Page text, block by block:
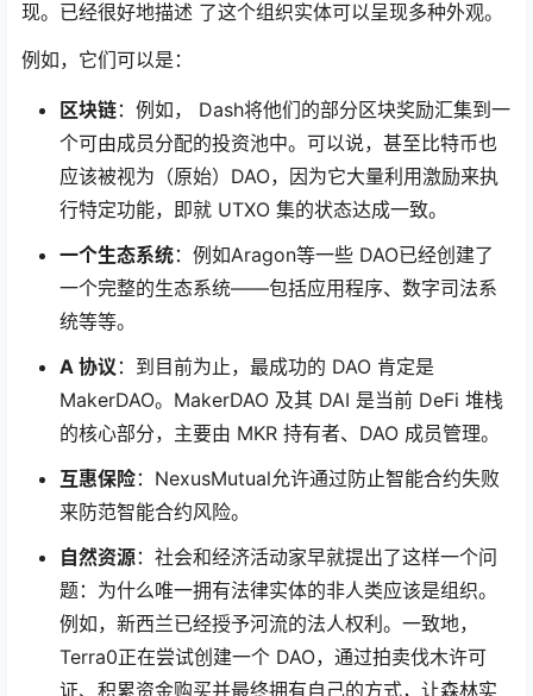
现。已经很好地描述 了这个组织实体可以呈现多种外观。
例如，它们可以是：
区块链：例如， Dash将他们的部分区块奖励汇集到一
个可由成员分配的投资池中。可以说，甚至比特币也
应该被视为（原始）DAO，因为它大量利用激励来执
行特定功能，即就 UTXO 集的状态达成一致。
一个生态系统：例如Aragon等一些 DAO已经创建了
一个完整的生态系统——包括应用程序、数字司法系
统等等。
A 协议 ：到目前为止，最成功的 DAO 肯定是
MakerDAO。MakerDAO 及其 DAI 是当前 DeFi 堆栈
的核心部分，主要由 MKR 持有者、DAO 成员管理。
互惠保险： NexusMutual允许通过防止智能合约失败
来防范智能合约风险。
自然资源：社会和经济活动家早就提出了这样一个问
题：为什么唯一拥有法律实体的非人类应该是组织。
例如，新西兰已经授予河流的法人权利 。一致地，
Terra0正在尝试创建一个 DAO，通过拍卖伐木许可
证、积累资金购买并最终拥有自己的方式，让森林实